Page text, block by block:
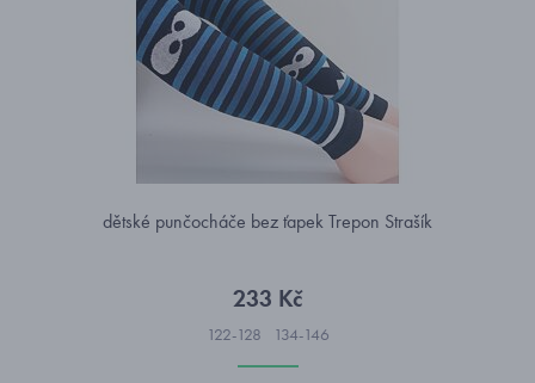
dětské punčocháče bez ťapek Trepon Strašík
233 Kč
122-128 134-146